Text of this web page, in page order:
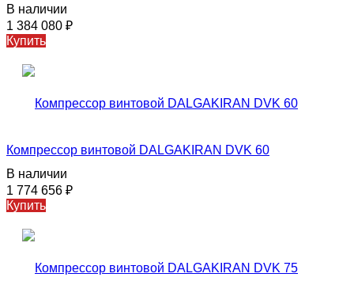
В наличии
1 384 080 ₽
Купить
Компрессор винтовой DALGAKIRAN DVK 60
В наличии
1 774 656 ₽
Купить